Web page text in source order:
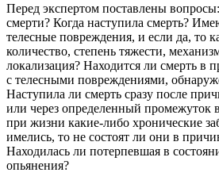
Перед экспертом поставлены
смерти? Когда наступила смерть?
телесные повреждения, и если да, то
количество, степень тяжести,
локализация? Находится ли смерть в
с телесными повреждениями,
Наступила ли смерть сразу после
или через определенный промежуток
при жизни какие-либо хронические
имелись, то не состоят ли они в
Находилась ли потерпевшая в
опьянения?